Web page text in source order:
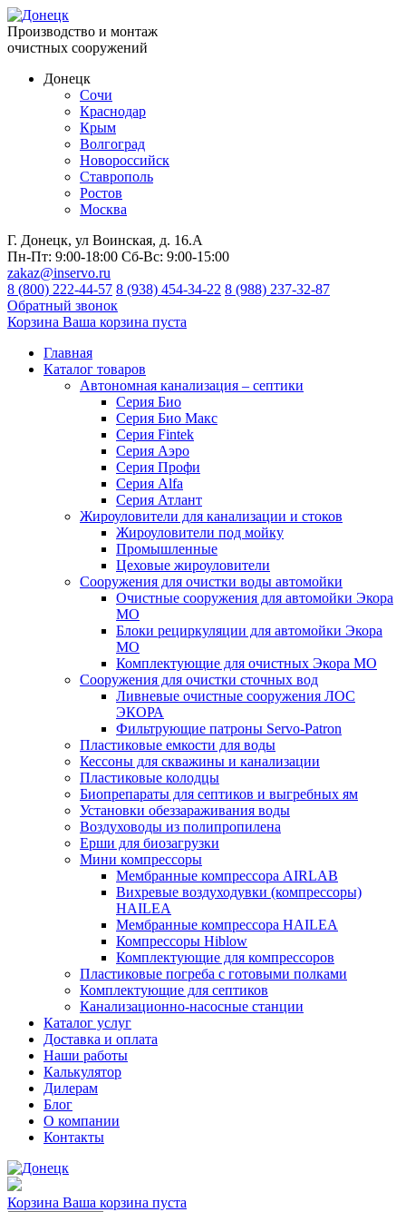
Производство и монтаж
очистных сооружений
Донецк
Сочи
Краснодар
Крым
Волгоград
Новороссийск
Ставрополь
Ростов
Москва
Г. Донецк, ул Воинская, д. 16.А
Пн-Пт: 9:00-18:00 Сб-Вс: 9:00-15:00
zakaz@inservo.ru
8 (800) 222-44-57 8 (938) 454-34-22 8 (988) 237-32-87
Обратный звонок
Корзина Ваша корзина пуста
Главная
Каталог товаров
Автономная канализация – септики
Серия Био
Серия Био Макс
Серия Fintek
Серия Аэро
Серия Профи
Серия Alfa
Серия Атлант
Жироуловители для канализации и стоков
Жироуловители под мойку
Промышленные
Цеховые жироуловители
Сооружения для очистки воды автомойки
Очистные сооружения для автомойки Экора
МО
Блоки рециркуляции для автомойки Экора
МО
Комплектующие для очистных Экора МО
Сооружения для очистки сточных вод
Ливневые очистные сооружения ЛОС
ЭКОРА
Фильтрующие патроны Servo-Patron
Пластиковые емкости для воды
Кессоны для скважины и канализации
Пластиковые колодцы
Биопрепараты для септиков и выгребных ям
Установки обеззараживания воды
Воздуховоды из полипропилена
Ерши для биозагрузки
Мини компрессоры
Мембранные компрессора AIRLAB
Вихревые воздуходувки (компрессоры)
HAILEA
Мембранные компрессора HAILEA
Компрессоры Hiblow
Комплектующие для компрессоров
Пластиковые погреба с готовыми полками
Комплектующие для септиков
Канализационно-насосные станции
Каталог услуг
Доставка и оплата
Наши работы
Калькулятор
Дилерам
Блог
О компании
Контакты
Корзина Ваша корзина пуста